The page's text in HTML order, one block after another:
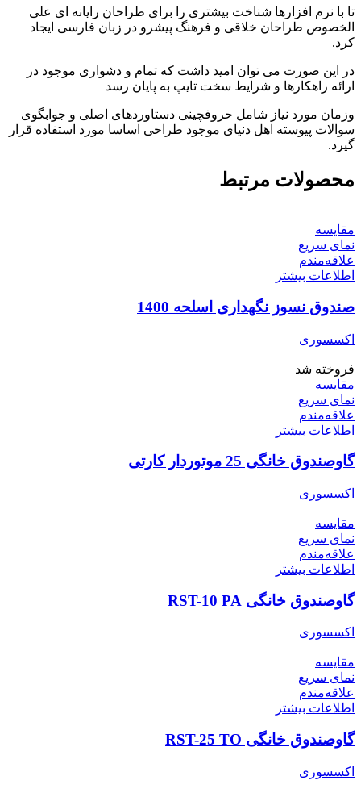
تا با نرم افزارها شناخت بیشتری را برای طراحان رایانه ای علی
الخصوص طراحان خلاقی و فرهنگ پیشرو در زبان فارسی ایجاد
کرد.
در این صورت می توان امید داشت که تمام و دشواری موجود در
ارائه راهکارها و شرایط سخت تایپ به پایان رسد
وزمان مورد نیاز شامل حروفچینی دستاوردهای اصلی و جوابگوی
سوالات پیوسته اهل دنیای موجود طراحی اساسا مورد استفاده قرار
گیرد.
محصولات مرتبط
مقایسه
نمای سریع
علاقه‌مندم
اطلاعات بیشتر
صندوق نسوز نگهداری اسلحه 1400
اکسسوری
فروخته شد
مقایسه
نمای سریع
علاقه‌مندم
اطلاعات بیشتر
گاوصندوق خانگی 25 موتوردار کارتی
اکسسوری
مقایسه
نمای سریع
علاقه‌مندم
اطلاعات بیشتر
گاوصندوق خانگی RST-10 PA
اکسسوری
مقایسه
نمای سریع
علاقه‌مندم
اطلاعات بیشتر
گاوصندوق خانگی RST-25 TO
اکسسوری